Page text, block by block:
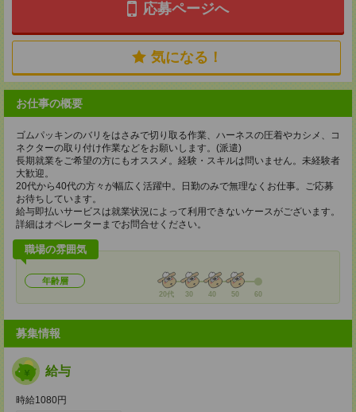
応募ページへ
気になる！
お仕事の概要
ゴムパッキンのバリをはさみで切り取る作業、ハーネスの圧着やカシメ、コ
ネクターの取り付け作業などをお願いします。(派遣)
長期就業をご希望の方にもオススメ。経験・スキルは問いません。未経験者
大歓迎。
20代から40代の方々が幅広く活躍中。日勤のみで無理なくお仕事。ご応募
お待ちしています。
給与即払いサービスは就業状況によって利用できないケースがございます。
詳細はオペレーターまでお問合せください。
職場の雰囲気
年齢層
20代 30 40 50 60
募集情報
給与
時給1080円